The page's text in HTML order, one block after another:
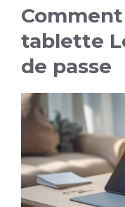
tablette
de passe